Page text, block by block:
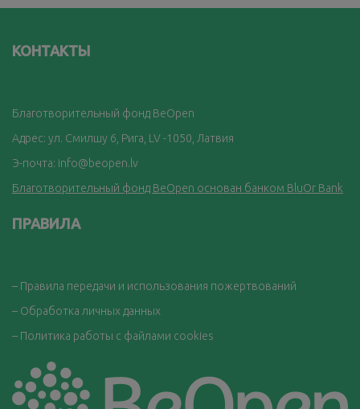
КОНТАКТЫ
Благотворительный фонд BeOpen
Адрес: ул. Смилшу 6, Рига, LV -1050, Латвия
Э-почта: info@beopen.lv
Благотворительный фонд BeOpen основан банком BluOr Bank
ПРАВИЛА
– Правила передачи и использования пожертвований
– Обработка личных данных
– Политика работы с файлами cookies